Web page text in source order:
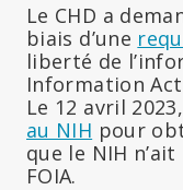
Le CHD a
biais d’une
liberté de
Information Act
Le 12 avril
au NIH pour
que le NIH
FOIA.